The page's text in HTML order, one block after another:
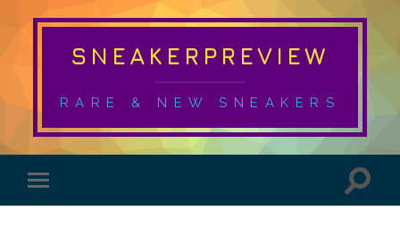
SNEAKERPREVIEW
RARE & NEW SNEAKERS